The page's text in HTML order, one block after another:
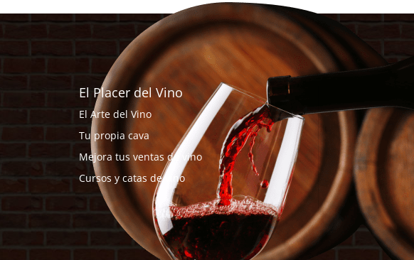
El Placer del Vino
El Arte del Vino
Tu propia cava
Mejora tus ventas de vino
Cursos y catas de vino